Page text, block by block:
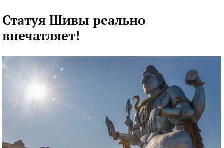
Статуя Шивы реально
впечатляет!